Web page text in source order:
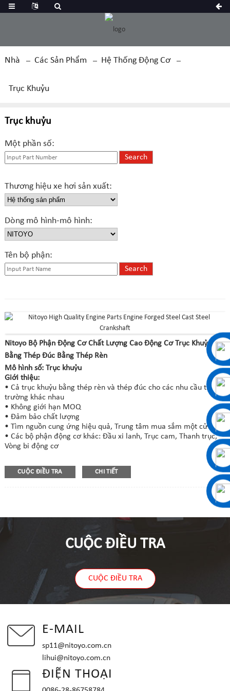
Nhà Các Sản Phẩm Hệ Thống Động Cơ
Trục Khuỷu
Trục khuỷu
Một phần số:
Thương hiệu xe hơi sản xuất:
Dòng mô hình-mô hình:
Tên bộ phận:
Nitoyo Bộ Phận Động Cơ Chất Lượng Cao Động Cơ Trục Khuỷu
Bằng Thép Đúc Bằng Thép Rèn
Mô hình số: Trục khuỷu
Giới thiệu:
• Cả trục khuỷu bằng thép rèn và thép đúc cho các nhu cầu thị
trường khác nhau
• Không giới hạn MOQ
• Đảm bảo chất lượng
• Tìm nguồn cung ứng hiệu quả, Trung tâm mua sắm một cửa
• Các bộ phận động cơ khác: Đầu xi lanh, Trục cam, Thanh trục,
Vòng bi động cơ
CUỘC ĐIỀU TRA CHI TIẾT
CUỘC ĐIỀU TRA
CUỘC ĐIỀU TRA
E-MAIL
sp11@nitoyo.com.cn
lihui@nitoyo.com.cn
ĐIỆN THOẠI